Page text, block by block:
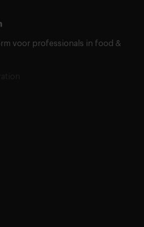
voor professionals in food &